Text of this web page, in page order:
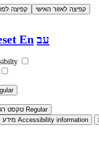
קפיצה קפיצה לאזור האישי
En עב
Regular
Accessibility information